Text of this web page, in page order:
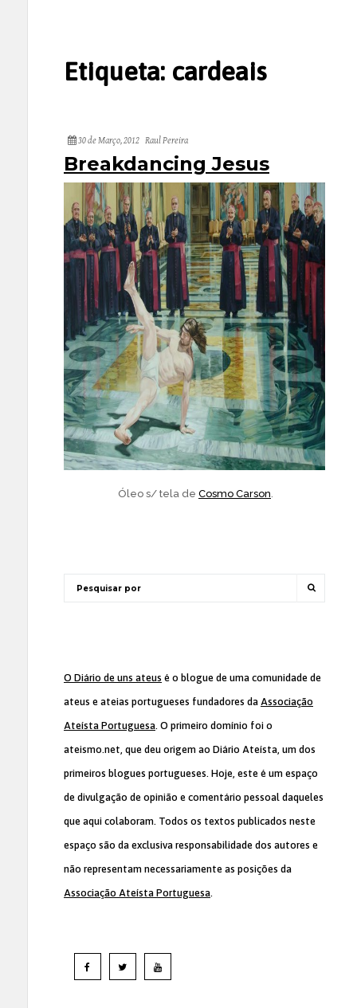
Etiqueta: cardeais
30 de Março, 2012 Raul Pereira
Breakdancing Jesus
Óleo s/ tela de Cosmo Carson.
O Diário de uns ateus é o blogue de uma comunidade de
ateus e ateias portugueses fundadores da Associação
Ateísta Portuguesa. O primeiro domínio foi o
ateismo.net, que deu origem ao Diário Ateísta, um dos
primeiros blogues portugueses. Hoje, este é um espaço
de divulgação de opinião e comentário pessoal daqueles
que aqui colaboram. Todos os textos publicados neste
espaço são da exclusiva responsabilidade dos autores e
não representam necessariamente as posições da
Associação Ateísta Portuguesa.